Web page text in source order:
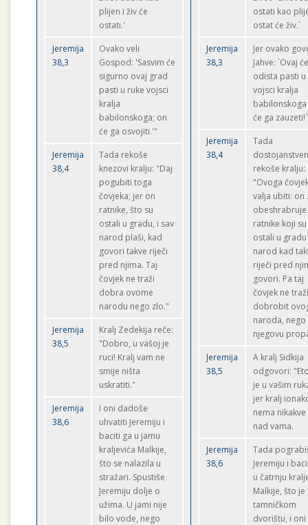
plijen i živ će
ostati.'
Jeremija
38,3
Ovako veli
Gospod: 'Sasvim će
sigurno ovaj grad
pasti u ruke vojsci
kralja
babilonskoga; on
će ga osvojiti.'"
Jeremija
38,4
Tada rekoše
knezovi kralju: "Daj
pogubiti toga
čovjeka; jer on
ratnike, što su
ostali u gradu, i sav
narod plaši, kad
govori takve riječi
pred njima. Taj
čovjek ne traži
dobra ovome
narodu nego zlo."
Jeremija
38,5
Kralj Zedekija reče:
"Dobro, u vašoj je
ruci! Kralj vam ne
smije ništa
uskratiti."
Jeremija
38,6
I oni dadoše
uhvatiti Jeremiju i
baciti ga u jamu
kraljevića Malkije,
što se nalazila u
stražari. Spustiše
Jeremiju dolje o
užima. U jami nije
bilo vode, nego
ostati kao
ostat će živ.`
Jeremija
38,3
Jer ovako
Jahve: `Ovaj
odista pasti u
vojsci kralja
će ga zauzeti!`
Jeremija
38,4
Tada
rekoše kralju:
"Ovoga
valja ubiti: on
obeshrabruje
ratnike koji
ostali u gradu
narod kad
riječi pred
govori. Pa taj
čovjek ne
dobrobit
naroda, nego
njegovu
Jeremija
38,5
A kralj Sidkija
odgovori:
je u vašim
jer kralj
nema
nad vama.
Jeremija
38,6
Tada
Jeremiju i
u čatrnju
Malkije, što
tamničkom
dvorištu, i oni